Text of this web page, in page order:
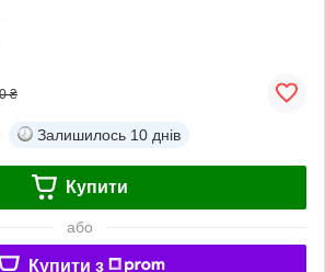
₴
Залишилось 10 днів
Купити
або
Купити з